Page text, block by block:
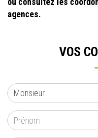
agences.
VOS
CIVILITÉ
Monsieur
PRÉNOM